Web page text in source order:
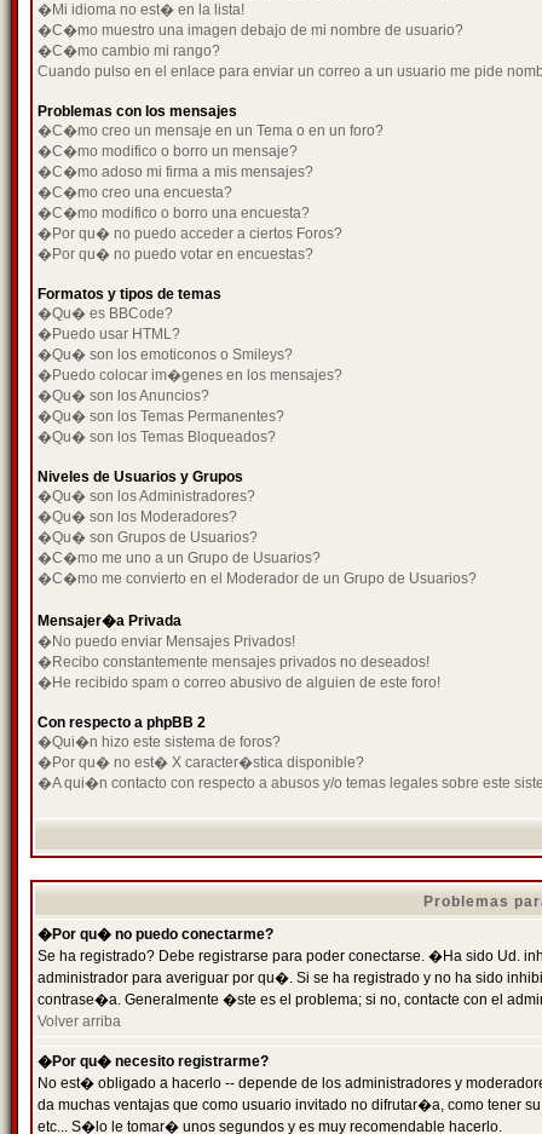
�Mi idioma no est� en la lista!
�C�mo muestro una imagen debajo de mi nombre de usuario?
�C�mo cambio mi rango?
Cuando pulso en el enlace para enviar un correo a un usuario me pide
Problemas con los mensajes
�C�mo creo un mensaje en un Tema o en un foro?
�C�mo modifico o borro un mensaje?
�C�mo adoso mi firma a mis mensajes?
�C�mo creo una encuesta?
�C�mo modifico o borro una encuesta?
�Por qu� no puedo acceder a ciertos Foros?
�Por qu� no puedo votar en encuestas?
Formatos y tipos de temas
�Qu� es BBCode?
�Puedo usar HTML?
�Qu� son los emoticonos o Smileys?
�Puedo colocar im�genes en los mensajes?
�Qu� son los Anuncios?
�Qu� son los Temas Permanentes?
�Qu� son los Temas Bloqueados?
Niveles de Usuarios y Grupos
�Qu� son los Administradores?
�Qu� son los Moderadores?
�Qu� son Grupos de Usuarios?
�C�mo me uno a un Grupo de Usuarios?
�C�mo me convierto en el Moderador de un Grupo de Usuarios?
Mensajer�a Privada
�No puedo enviar Mensajes Privados!
�Recibo constantemente mensajes privados no deseados!
�He recibido spam o correo abusivo de alguien de este foro!
Con respecto a phpBB 2
�Qui�n hizo este sistema de foros?
�Por qu� no est� X caracter�stica disponible?
�A qui�n contacto con respecto a abusos y/o temas legales sobre este
Problemas
�Por qu� no puedo conectarme?
Se ha registrado? Debe registrarse para poder conectarse. �Ha sido Ud.
administrador para averiguar por qu�. Si se ha registrado y no ha sido
contrase�a. Generalmente �ste es el problema; si no, contacte con el
Volver arriba
�Por qu� necesito registrarme?
No est� obligado a hacerlo -- depende de los administradores y
da muchas ventajas que como usuario invitado no difrutar�a, como tener
etc... S�lo le tomar� unos segundos y es muy recomendable hacerlo.